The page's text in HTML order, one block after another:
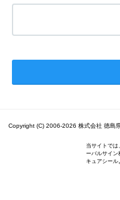
Copyright (C) 2006-2026 株式会社 徳島
当サイトで
ーバルサイン
キュアシール